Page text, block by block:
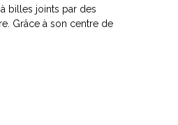
billes joints par des
Grâce à son centre de